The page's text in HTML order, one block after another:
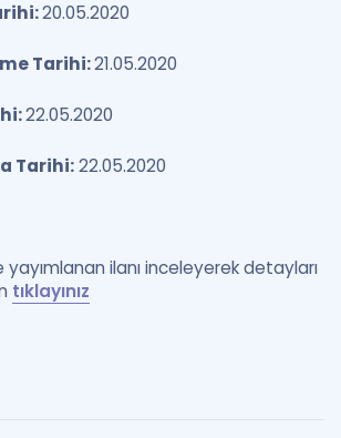
20.05.2020
Tarihi:21.05.2020
22.05.2020
Tarihi:22.05.2020
ilanı inceleyerek detayları
tıklayınız